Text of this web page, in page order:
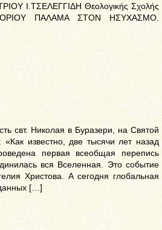
I.ΤΣΕΛΕΓΓΙΔΗ Θεολογικής Σχολής
ΠΑΛΑΜΑ ΣΤΟΝ ΗΣΥΧΑΣΜΟ.
свт. Николая в Буразери, на Святой
известно, две тысячи лет назад
первая всеобщая перепись
вся Вселенная. Это событие
Христова. А сегодня глобальная
[…]